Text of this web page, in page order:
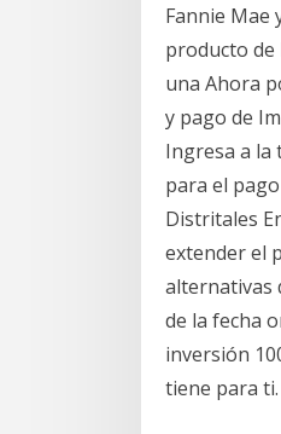
Fannie Mae
producto de
una Ahora
y pago de
Ingresa a la
para el
Distritales
extender el
alternativas
de la fecha
inversión
tiene para ti.